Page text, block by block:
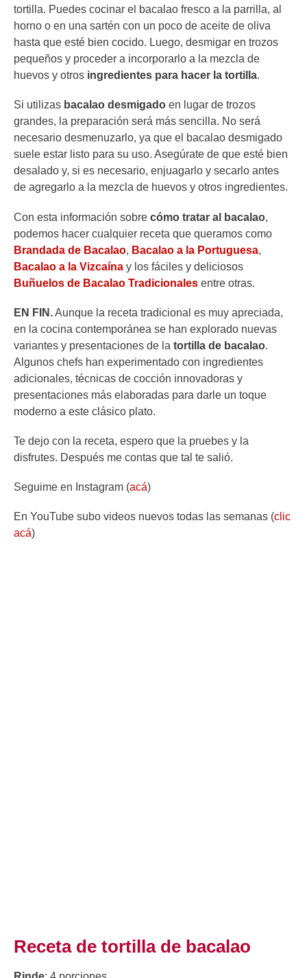
tortilla. Puedes cocinar el bacalao fresco a la parrilla, al
horno o en una sartén con un poco de aceite de oliva
hasta que esté bien cocido. Luego, desmigar en trozos
pequeños y proceder a incorporarlo a la mezcla de
huevos y otros ingredientes para hacer la tortilla.
Si utilizas bacalao desmigado en lugar de trozos
grandes, la preparación será más sencilla. No será
necesario desmenuzarlo, ya que el bacalao desmigado
suele estar listo para su uso. Asegúrate de que esté bien
desalado y, si es necesario, enjuagarlo y secarlo antes
de agregarlo a la mezcla de huevos y otros ingredientes.
Con esta información sobre cómo tratar al bacalao,
podemos hacer cualquier receta que queramos como
Brandada de Bacalao, Bacalao a la Portuguesa,
Bacalao a la Vizcaína y los fáciles y deliciosos
Buñuelos de Bacalao Tradicionales entre otras.
EN FIN.Aunque la receta tradicional es muy apreciada,
en la cocina contemporánea se han explorado nuevas
variantes y presentaciones de la tortilla de bacalao.
Algunos chefs han experimentado con ingredientes
adicionales, técnicas de cocción innovadoras y
presentaciones más elaboradas para darle un toque
moderno a este clásico plato.
Te dejo con la receta, espero que la pruebes y la
disfrutes. Después me contas que tal te salió.
Seguime en Instagram (acá)
En YouTube subo videos nuevos todas las semanas (clic
acá)
Receta de tortilla de bacalao